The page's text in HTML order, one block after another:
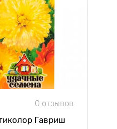
0 отзывов
Гавриш